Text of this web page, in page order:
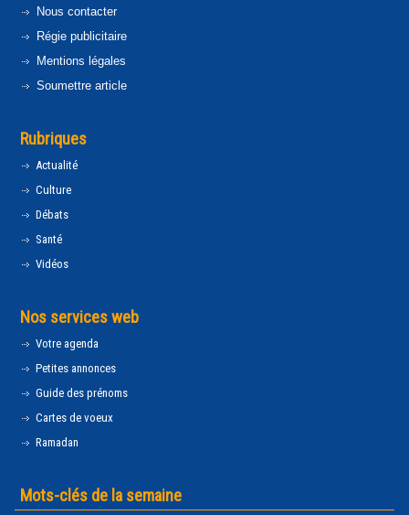
Nous contacter
Régie publicitaire
Mentions légales
Soumettre article
Rubriques
Actualité
Culture
Débats
Santé
Vidéos
Nos services web
Votre agenda
Petites annonces
Guide des prénoms
Cartes de voeux
Ramadan
Mots-clés de la semaine